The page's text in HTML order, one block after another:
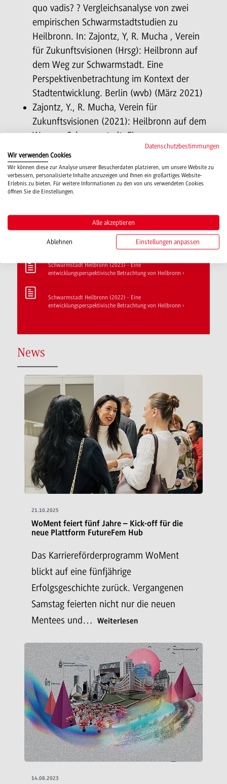
quo vadis? ? Vergleichsanalyse von zwei
empirischen Schwarmstadtstudien zu
Heilbronn. In: Zajontz, Y, R. Mucha , Verein
für Zukunftsvisionen (Hrsg): Heilbronn auf
dem Weg zur Schwarmstadt. Eine
Perspektivenbetrachtung im Kontext der
Stadtentwicklung. Berlin (wvb) (März 2021)
Zajontz, Y., R. Mucha, Verein für
Zukunftsvisionen (2021): Heilbronn auf dem
Weg zur Schwarmstadt. Eine
Perspektivenbetrachtung im Kontext der
Stadtentwicklung. Berlin (wvb) (März 2021)
Veröffentlichungen Schwarmstadt
Schwarmstadt Heilbronn (2023) - Eine
entwicklungsperspektivische Betrachtung von Heilbronn
Schwarmstadt Heilbronn (2022) - Eine
entwicklungsperspektivische Betrachtung von Heilbronn
News
21.10.2025
WoMent feiert fünf Jahre – Kick-off für die
neue Plattform FutureFem Hub
Das Karriereförderprogramm WoMent
blickt auf eine fünfjährige
Erfolgsgeschichte zurück. Vergangenen
Samstag feierten nicht nur die neuen
Mentees und…
Weiterlesen
14.08.2023
Datenschutzbestimmungen
Wir verwenden Cookies
Wir können diese zur Analyse unserer Besucherdaten platzieren, um unsere Website zu
verbessern, personalisierte Inhalte anzuzeigen und Ihnen ein großartiges Website-
Erlebnis zu bieten. Für weitere Informationen zu den von uns verwendeten Cookies
öffnen Sie die Einstellungen.
Alle akzeptieren
Ablehnen Einstellungen anpassen